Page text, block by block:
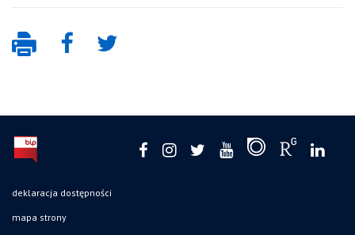
deklaracja dostępności
mapa strony